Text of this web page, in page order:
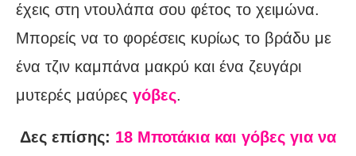
έχεις στη ντουλάπα σου φέτος το χειμώνα.
Μπορείς να το φορέσεις κυρίως το βράδυ με
ένα τζιν καμπάνα μακρύ και ένα ζευγάρι
μυτερές μαύρες γόβες.
Δες επίσης: 18 Μποτάκια και γόβες για να